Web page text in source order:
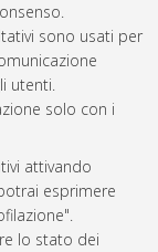
sono usati per
utenti.
solo con i
attivando
esprimere
lo stato dei